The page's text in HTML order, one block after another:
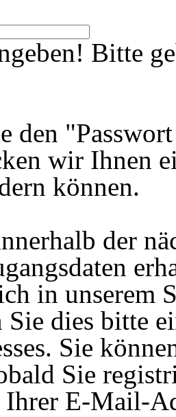
Bitte
den
wir Ihnen
können.
der
in unserem
dies bitte
Sie
Sie
E-Mail-